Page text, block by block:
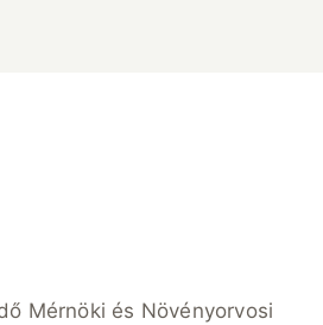
Mérnöki és Növényorvosi